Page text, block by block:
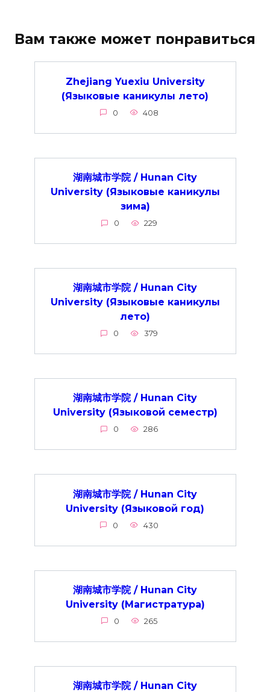
Вам также может понравиться
Zhejiang Yuexiu University
(Языковые каникулы лето)
0 408
湖南城市学院 / Hunan City
University (Языковые каникулы
зима)
0 229
湖南城市学院 / Hunan City
University (Языковые каникулы
лето)
0 379
湖南城市学院 / Hunan City
University (Языковой семестр)
0 286
湖南城市学院 / Hunan City
University (Языковой год)
0 430
湖南城市学院 / Hunan City
University (Магистратура)
0 265
湖南城市学院 / Hunan City